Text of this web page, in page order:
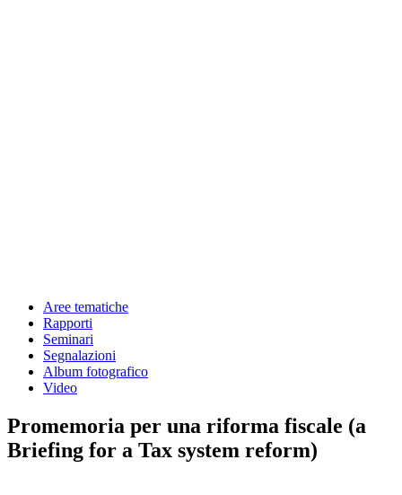
Aree tematiche
Rapporti
Seminari
Segnalazioni
Album fotografico
Video
Promemoria per una riforma fiscale (a
Briefing for a Tax system reform)